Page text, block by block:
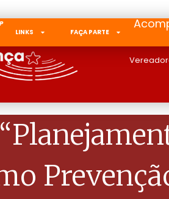
LINKS
FAÇA PARTE